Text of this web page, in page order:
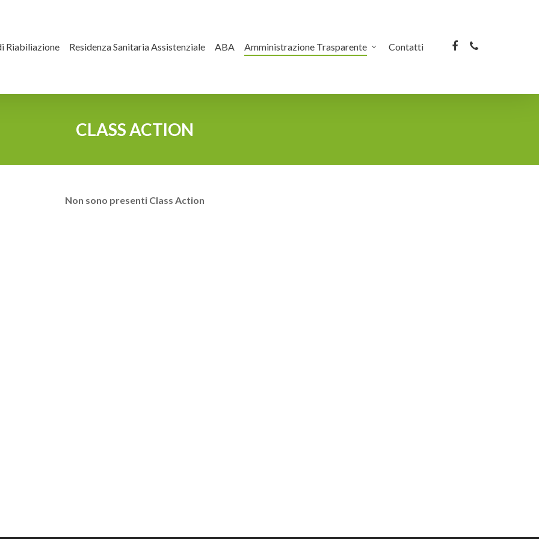
Riabiliazione Residenza Sanitaria Assistenziale ABA Amministrazione Trasparente Contatti facebook
phone
CLASS ACTION
Non sono presenti Class Action